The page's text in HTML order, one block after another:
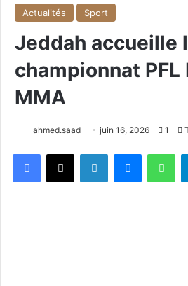
Actualités Sport
Jeddah accueille
championnat PFL
MMA
ahmed.saad juin 16, 2026 1